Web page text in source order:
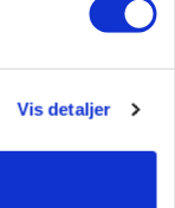
Vis detaljer
indstillet til ny